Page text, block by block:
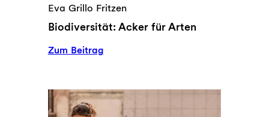
Eva Grillo Fritzen
Biodiversität: Acker für Arten
Zum Beitrag:
für
Arten